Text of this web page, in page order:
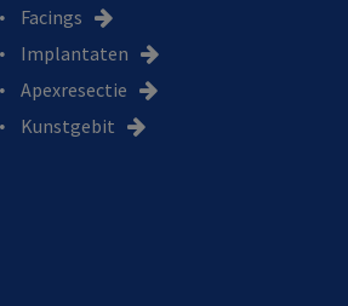
Facings
Implantaten
Apexresectie
Kunstgebit